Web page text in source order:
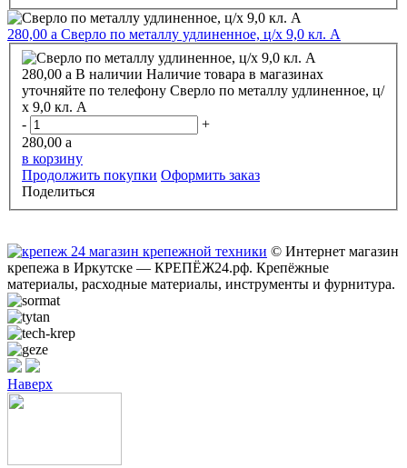
280,00 a Сверло по металлу удлиненное, ц/х 9,0 кл. А
280,00 a В наличии Наличие товара в магазинах
уточняйте по телефону Сверло по металлу удлиненное, ц/
х 9,0 кл. А
-
+
280,00 a
в корзину
Продолжить покупки Оформить заказ
Поделиться
© Интернет магазин
крепежа в Иркутске — КРЕПЁЖ24.рф. Крепёжные
материалы, расходные материалы, инструменты и фурнитура.
Наверх